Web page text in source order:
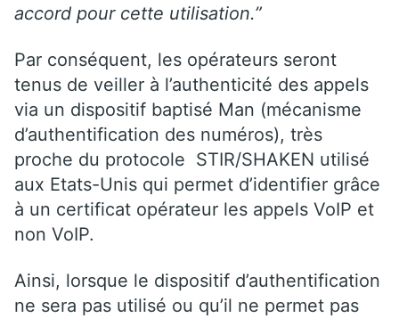
accord pour cette utilisation.”
Par conséquent, les opérateurs seront
tenus de veiller à l’authenticité des appels
via un dispositif baptisé Man (mécanisme
d’authentification des numéros), très
proche du protocole STIR/SHAKEN utilisé
aux Etats-Unis qui permet d’identifier grâce
à un certificat opérateur les appels VoIP et
non VoIP.
Ainsi, lorsque le dispositif d’authentification
ne sera pas utilisé ou qu’il ne permet pas